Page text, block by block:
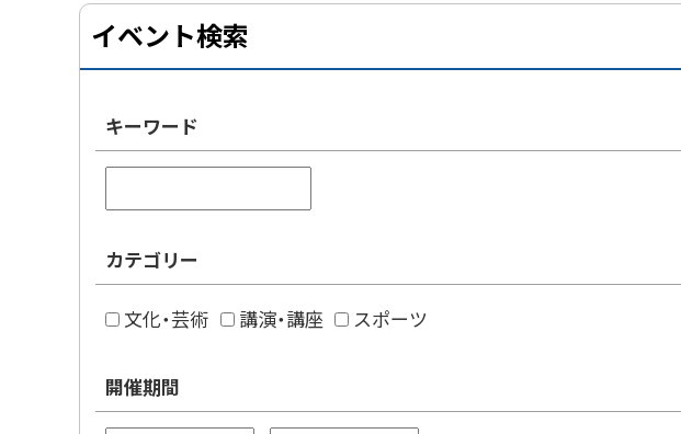
イベント検索
キーワード
カテゴリー
文化・芸術 講演・講座 スポーツ
開催期間